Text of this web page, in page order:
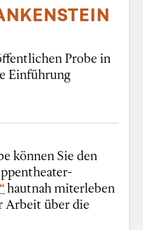
Probe in
Einführung
können Sie den
hautnah miterleben
Arbeit über die